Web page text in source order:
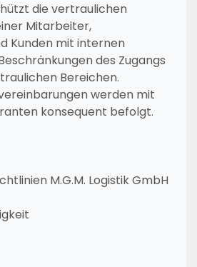
die vertraulichen
Mitarbeiter,
Kunden mit internen
des Zugangs
Bereichen.
werden mit
konsequent befolgt.
M.G.M. Logistik GmbH